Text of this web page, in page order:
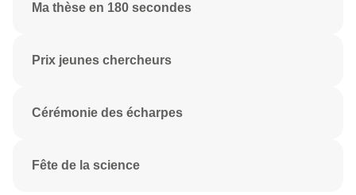
Ma thèse en 180 secondes
Prix jeunes chercheurs
Cérémonie des écharpes
Fête de la science